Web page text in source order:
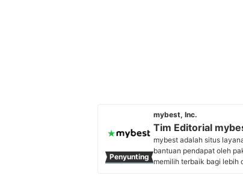
Penyunting
mybest, Inc.
Tim Editorial
mybest adalah situs
bantuan pendapat oleh
memilih terbaik bagi lebih